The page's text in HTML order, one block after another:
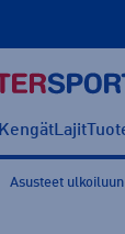
KengätLajit
Asusteet ulkoiluun